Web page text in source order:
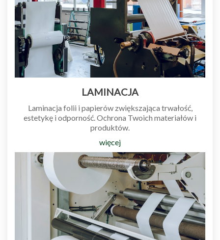
LAMINACJA
Laminacja folii i papierówzwiększająca trwałość,
estetykę i odporność. Ochrona Twoich materiałów i
produktów.
więcej